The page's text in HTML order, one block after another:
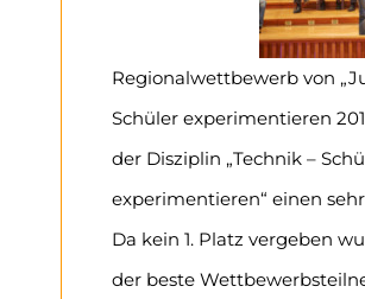
Regionalwettbewerb von
Schüler experimentieren
der Disziplin „Technik –
experimentieren“ einen
Da kein 1. Platz vergeben
der beste